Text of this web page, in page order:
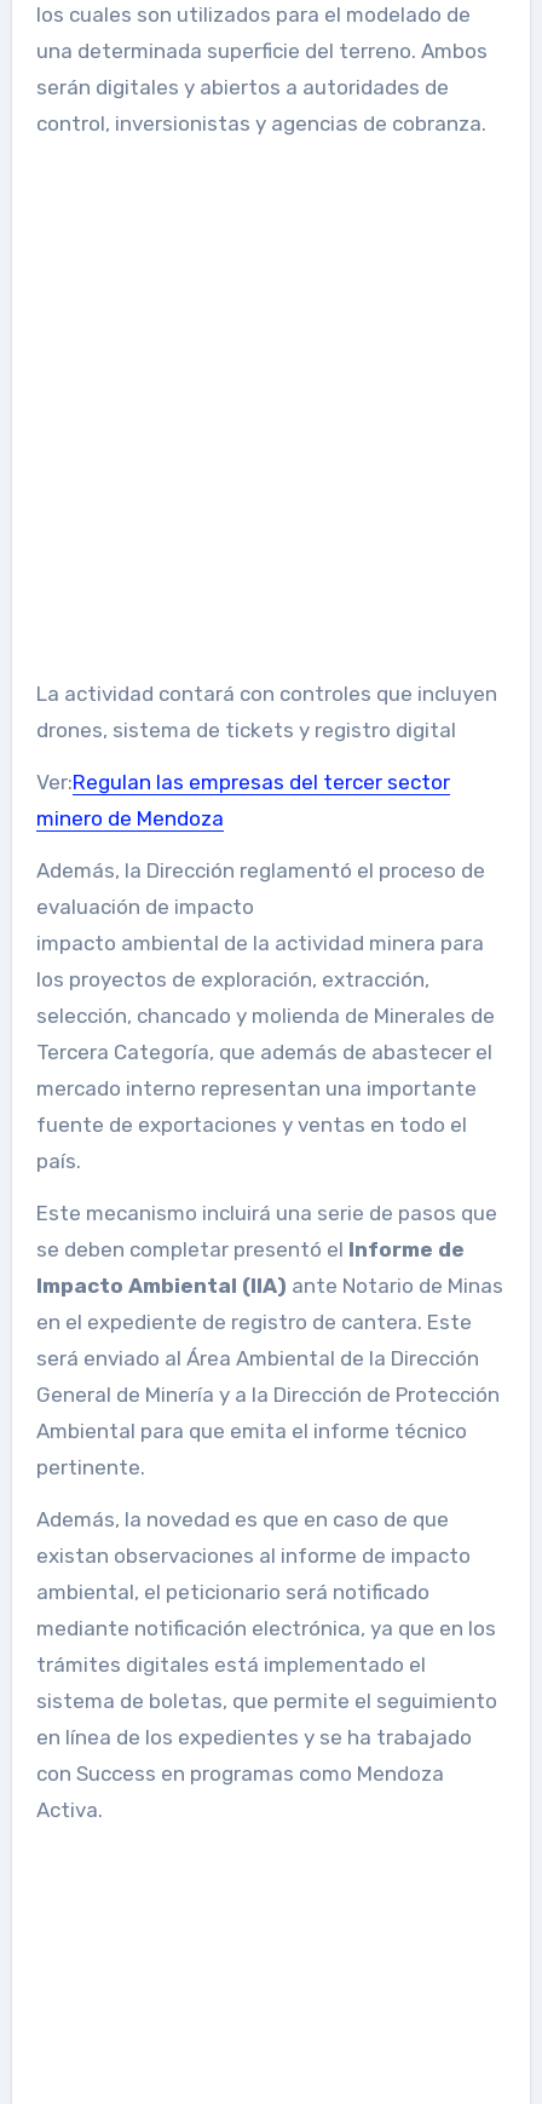
los cuales son utilizados para el modelado de
una determinada superficie del terreno. Ambos
serán digitales y abiertos a autoridades de
control, inversionistas y agencias de cobranza.
La actividad contará con controles que incluyen
drones, sistema de tickets y registro digital
Ver:Regulan las empresas del tercer sector
minero de Mendoza
Además, la Dirección reglamentó el proceso de
evaluación de impacto
impacto ambiental de la actividad minera para
los proyectos de exploración, extracción,
selección, chancado y molienda de Minerales de
Tercera Categoría, que además de abastecer el
mercado interno representan una importante
fuente de exportaciones y ventas en todo el
país.
Este mecanismo incluirá una serie de pasos que
se deben completar presentó el Informe de
Impacto Ambiental (IIA) ante Notario de Minas
en el expediente de registro de cantera. Este
será enviado al Área Ambiental de la Dirección
General de Minería y a la Dirección de Protección
Ambiental para que emita el informe técnico
pertinente.
Además, la novedad es que en caso de que
existan observaciones al informe de impacto
ambiental, el peticionario será notificado
mediante notificación electrónica, ya que en los
trámites digitales está implementado el
sistema de boletas, que permite el seguimiento
en línea de los expedientes y se ha trabajado
con Success en programas como Mendoza
Activa.